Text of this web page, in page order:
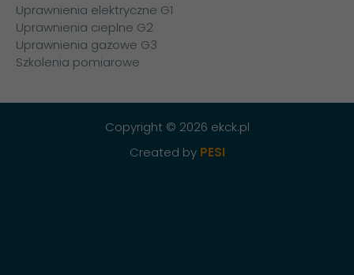
Uprawnienia elektryczne G1
Uprawnienia cieplne G2
Uprawnienia gazowe G3
Szkolenia pomiarowe
Copyright © 2026 ekck.pl
Created by PESI